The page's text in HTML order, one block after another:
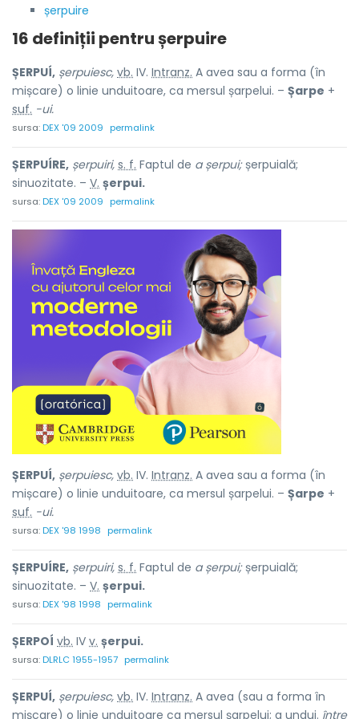
șerpuire
16 definiții pentrușerpuire
ȘERPUÍ, șerpuiesc, vb. IV. Intranz. A avea sau a forma (în
mișcare) o linie unduitoare, ca mersul șarpelui. – Șarpe +
suf. -ui.
sursa:DEX '09 2009 permalink
ȘERPUÍRE, șerpuiri, s. f. Faptul de a șerpui;șerpuială;
sinuozitate. – V. șerpui.
sursa:DEX '09 2009 permalink
ȘERPUÍ, șerpuiesc, vb. IV. Intranz. A avea sau a forma (în
mișcare) o linie unduitoare, ca mersul șarpelui. – Șarpe +
suf. -ui.
sursa:DEX '98 1998 permalink
ȘERPUÍRE, șerpuiri, s. f. Faptul de a șerpui;șerpuială;
sinuozitate. – V. șerpui.
sursa:DEX '98 1998 permalink
ȘERPOÍ vb. IV v. șerpui.
sursa:DLRLC 1955-1957 permalink
ȘERPUÍ, șerpuiesc, vb. IV. Intranz. A avea (sau a forma în
mișcare) o linie unduitoare ca mersul șarpelui; a undui. între